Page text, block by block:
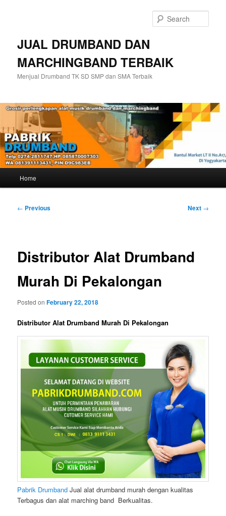
JUAL DRUMBAND DAN
MARCHINGBAND TERBAIK
Menjual Drumband TK SD SMP dan SMA Terbaik
Home
Post
← Previous Next →
Distributor Alat Drumband
Murah Di Pekalongan
Posted onFebruary 22, 2018
Distributor Alat Drumband Murah Di Pekalongan
Pabrik Drumband Jual alat drumband murah dengan kualitas
Terbagus dan alat marching band Berkualitas.